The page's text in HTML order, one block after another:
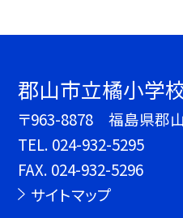
郡山市立橘小学
〒963-8878 福島県郡
TEL. 024-932-5295
FAX. 024-932-5296
サイトマップ